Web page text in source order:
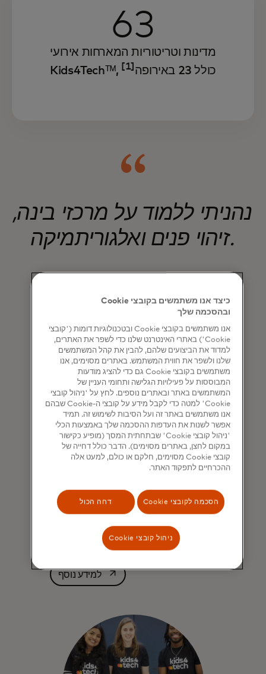
63
מדינות וטריטוריות המארחות אירועי
Kids4Techᵀᴹ, כולל 23 באירופה
[1]
נהניתי ללמוד על מרכזי בינה,
זיהוי פנים ואלגוריתמיקה.
Kids4Techᵀᴹ participant
תוכנית המקצועות הטכנולוגיים
(STEM) הגדולה בעולם
לתלמידים (בגילאי 8 עד 16)²
למידע נוסףopens in a new tab
כיצד אנו משתמשים בקובצי Cookie
ובהסכמה שלך
אנו משתמשים בקובצי Cookie ובטכנולוגיות דומות ('קובצי
Cookie') באתרי האינטרנט שלנו כדי לשפר את האתרים,
למדוד את הביצועים שלהם, להבין את קהל המשתמשים
שלנו ולשפר את חווית המשתמש. באתרים מסוימים, אנו
משתמשים בקובצי Cookie גם כדי להציג מודעות
המבוססות על פעילויות הגלישה ותחומי העניין של
המשתמשים באתר ובאתרים נוספים. לחץ על 'ניהול קובצי
Cookie' למטה כדי לקבל מידע על קובצי ה-Cookie שבהם
אנו משתמשים באתר זה ועל הסיבות לשימוש זה. תמיד
אפשר לשנות את העדפות ההסכמה שלך באמצעות הכלי
'ניהול קובצי Cookie' שבתחתית המסך (מופיע כקישור
במקום לחצן, באתרים מסוימים). הדבר כולל דחייה של
קובצי Cookie מסוימים, חלקם או כולם, למעט אלה
ההכרחיים לתפקוד האתר.
הסכמה לקובצי Cookie דחה הכול
ניהול קובצי Cookie